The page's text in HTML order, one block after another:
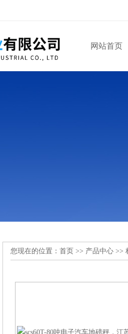
网站首页
您现在的位置： 首页 >> 产品中心 >>